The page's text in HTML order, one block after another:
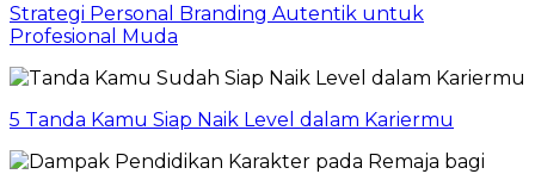
Strategi Personal Branding Autentik untuk
Profesional Muda
5 Tanda Kamu Siap Naik Level dalam Kariermu